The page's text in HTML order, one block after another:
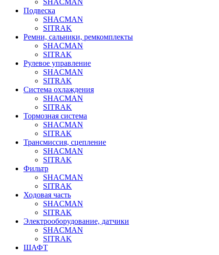
SHACMAN
Подвеска
SHACMAN
SITRAK
Ремни, сальники, ремкомплекты
SHACMAN
SITRAK
Рулевое управление
SHACMAN
SITRAK
Система охлаждения
SHACMAN
SITRAK
Тормозная система
SHACMAN
SITRAK
Трансмиссия, сцепление
SHACMAN
SITRAK
Фильтр
SHACMAN
SITRAK
Ходовая часть
SHACMAN
SITRAK
Электрооборудование, датчики
SHACMAN
SITRAK
ШАФТ